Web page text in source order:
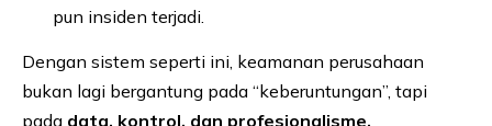
pun insiden terjadi.
Dengan sistem seperti ini, keamanan perusahaan
bukan lagi bergantung pada “keberuntungan”, tapi
pada data, kontrol, dan profesionalisme.